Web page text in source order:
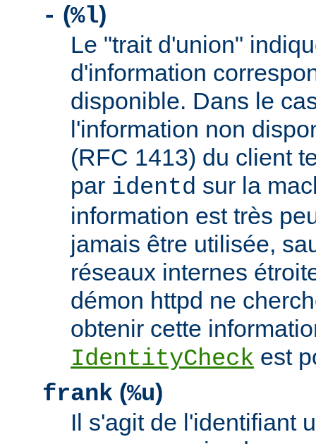
- (%l)
Le "trait d'union"
d'information
disponible. Dans le
l'information non
(RFC 1413) du client
par identd sur la
information est très
jamais être utilisée,
réseaux internes
démon httpd ne
obtenir cette
IdentityCheck est
frank (%u)
Il s'agit de l'identifiant